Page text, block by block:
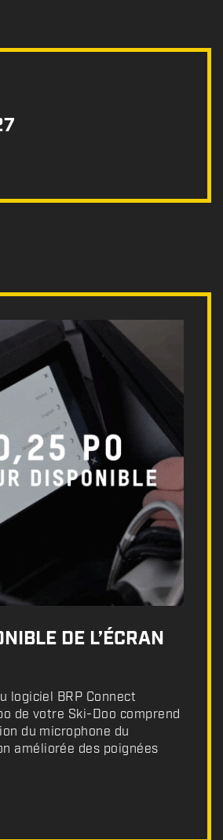
DE L’ÉCRAN
logiciel BRP Connect
de votre Ski-Doo comprend
du microphone du
améliorée des poignées